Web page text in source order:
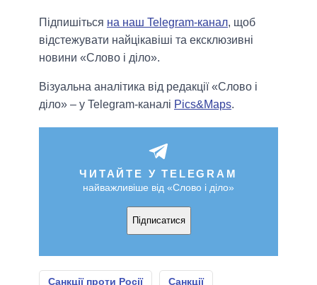
Підпишіться на наш Telegram-канал, щоб
відстежувати найцікавіші та ексклюзивні
новини «Слово і діло».
Візуальна аналітика від редакції «Слово і
діло» – у Telegram-каналі Pics&Maps.
ЧИТАЙТЕ У TELEGRAM
найважливіше від «Слово і діло»
Підписатися
Санкції проти Росії Санкції